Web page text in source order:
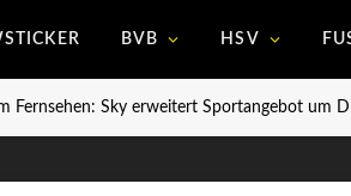
BVB HSV
Fernsehen: Sky erweitert Sportangebot um